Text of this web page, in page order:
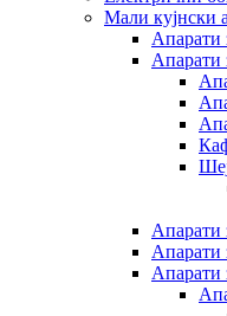
Мали кујнски
Апарати
Апарати
Апарати
Апарати
Апарати